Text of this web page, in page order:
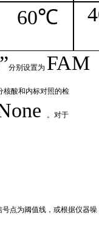
60℃
4
分别设置为 FAM
核酸和内标对照的检
。对于
点为阈值线，或根据仪器噪